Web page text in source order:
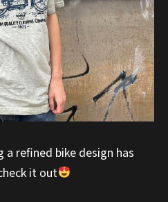
refined bike design has
it out